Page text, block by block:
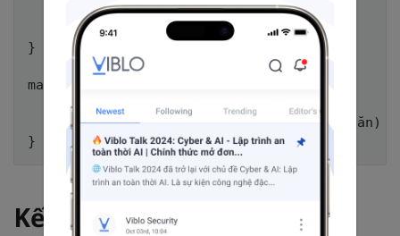
  lò vi sóng.làm ấm (thức ăn)
}
main() {
  thức ăn = thịt bò;
  con người.làm ấm bằng lò vi sóng (thức ăn)
Kết luận